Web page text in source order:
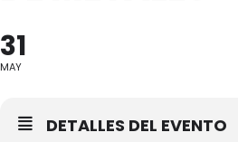
31
MAY
DETALLES DEL EVENTO